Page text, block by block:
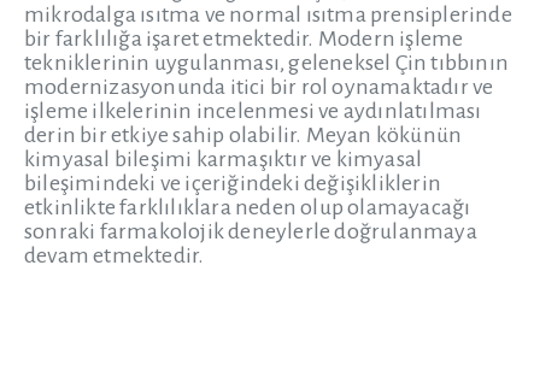
mikrodalga ısıtma ve normal ısıtma prensiplerinde
bir farklılığa işaret etmektedir. Modern işleme
tekniklerinin uygulanması, geleneksel Çin tıbbının
modernizasyonunda itici bir rol oynamaktadır ve
işleme ilkelerinin incelenmesi ve aydınlatılması
derin bir etkiye sahip olabilir. Meyan kökünün
kimyasal bileşimi karmaşıktır ve kimyasal
bileşimindeki ve içeriğindeki değişikliklerin
etkinlikte farklılıklara neden olup olamayacağı
sonraki farmakolojik deneylerle doğrulanmaya
devam etmektedir.